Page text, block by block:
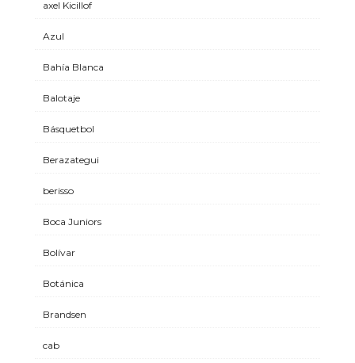
axel Kicillof
Azul
Bahía Blanca
Balotaje
Básquetbol
Berazategui
berisso
Boca Juniors
Bolívar
Botánica
Brandsen
cab